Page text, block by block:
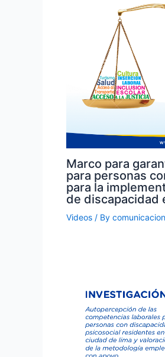
Marco para
para personas
para la
de discapacidad
Videos / By